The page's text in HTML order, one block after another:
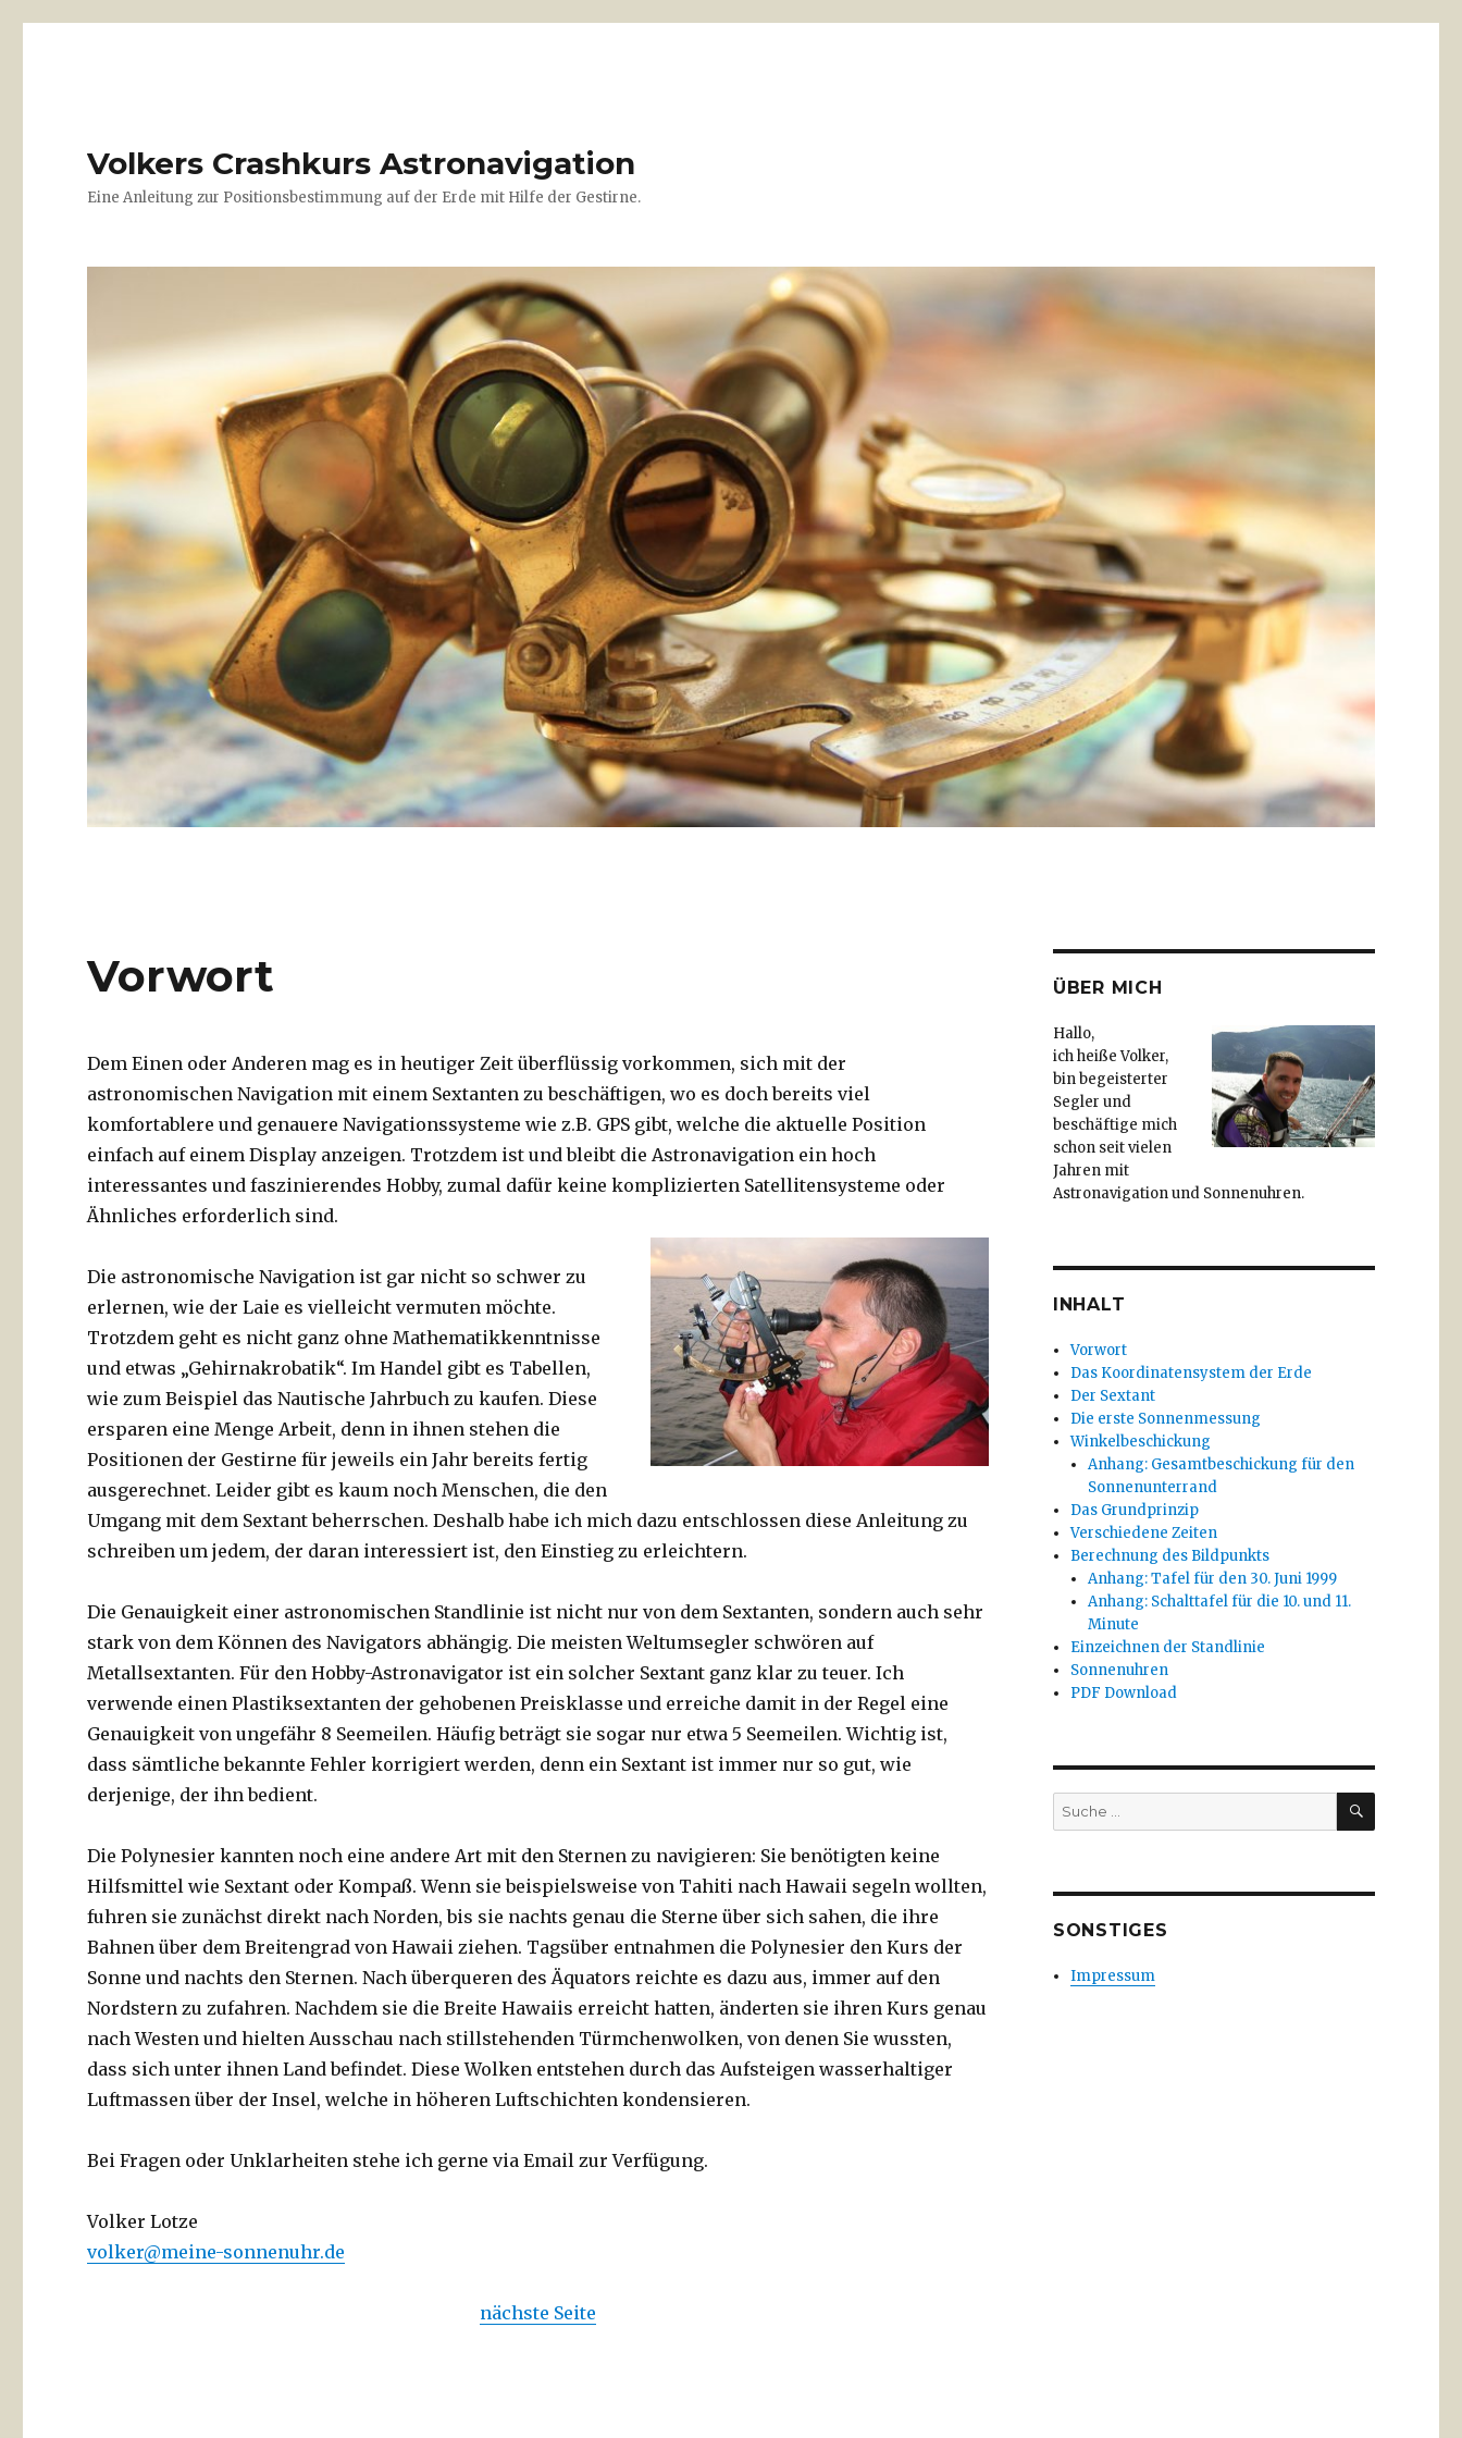
Volkers Crash­kurs Astronavigation
Eine Anleitung zur Positionsbestimmung auf der Erde mit Hilfe der Gestirne.
Vorwort
Dem Einen oder Anderen mag es in heutiger Zeit überflüssig vorkommen, sich mit der
astronomischen Navigation mit einem Sextanten zu beschäftigen, wo es doch bereits viel
komfortablere und genauere Navigationssysteme wie z.B. GPS gibt, welche die aktuelle Position
einfach auf einem Display anzeigen. Trotzdem ist und bleibt die Astronavigation ein hoch
interessantes und faszinierendes Hobby, zumal dafür keine komplizierten Satellitensysteme oder
Ähnliches erforderlich sind.
Die astronomische Navigation ist gar nicht so schwer zu
erlernen, wie der Laie es vielleicht vermuten möchte.
Trotzdem geht es nicht ganz ohne Mathematikkenntnisse
und etwas „Gehirnakrobatik“. Im Handel gibt es Tabellen,
wie zum Beispiel das Nautische Jahrbuch zu kaufen. Diese
ersparen eine Menge Arbeit, denn in ihnen stehen die
Positionen der Gestirne für jeweils ein Jahr bereits fertig
ausgerechnet. Leider gibt es kaum noch Menschen, die den
Umgang mit dem Sextant beherrschen. Deshalb habe ich mich dazu entschlossen diese Anleitung zu
schreiben um jedem, der daran interessiert ist, den Einstieg zu erleichtern.
Die Genauigkeit einer astronomischen Standlinie ist nicht nur von dem Sextanten, sondern auch sehr
stark von dem Können des Navigators abhängig. Die meisten Weltumsegler schwören auf
Metallsextanten. Für den Hobby-Astronavigator ist ein solcher Sextant ganz klar zu teuer. Ich
verwende einen Plastiksextanten der gehobenen Preisklasse und erreiche damit in der Regel eine
Genauigkeit von ungefähr 8 Seemeilen. Häufig beträgt sie sogar nur etwa 5 Seemeilen. Wichtig ist,
dass sämtliche bekannte Fehler korrigiert werden, denn ein Sextant ist immer nur so gut, wie
derjenige, der ihn bedient.
Die Polynesier kannten noch eine andere Art mit den Sternen zu navigieren: Sie benötigten keine
Hilfsmittel wie Sextant oder Kompaß. Wenn sie beispielsweise von Tahiti nach Hawaii segeln wollten,
fuhren sie zunächst direkt nach Norden, bis sie nachts genau die Sterne über sich sahen, die ihre
Bahnen über dem Breitengrad von Hawaii ziehen. Tagsüber entnahmen die Polynesier den Kurs der
Sonne und nachts den Sternen. Nach überqueren des Äquators reichte es dazu aus, immer auf den
Nordstern zu zufahren. Nachdem sie die Breite Hawaiis erreicht hatten, änderten sie ihren Kurs genau
nach Westen und hielten Ausschau nach stillstehenden Türmchenwolken, von denen Sie wussten,
dass sich unter ihnen Land befindet. Diese Wolken entstehen durch das Aufsteigen wasserhaltiger
Luftmassen über der Insel, welche in höheren Luftschichten kondensieren.
Bei Fragen oder Unklarheiten stehe ich gerne via Email zur Verfügung.
Volker Lotze
volker@meine-sonnenuhr.de
nächste Seite
ÜBER MICH
Hallo,
ich heiße Volker,
bin begeisterter
Segler und
beschäftige mich
schon seit vielen
Jahren mit
Astronavigation und Sonnenuhren.
INHALT
Vorwort
Das Koordinatensystem der Erde
Der Sextant
Die erste Sonnenmessung
Winkelbeschickung
Anhang: Gesamtbeschickung für den
Sonnenunterrand
Das Grundprinzip
Verschiedene Zeiten
Berechnung des Bildpunkts
Anhang: Tafel für den 30. Juni 1999
Anhang: Schalttafel für die 10. und 11.
Minute
Einzeichnen der Standlinie
Sonnenuhren
PDF Download
Suche
nach:
SUCHE
SONSTIGES
Impressum